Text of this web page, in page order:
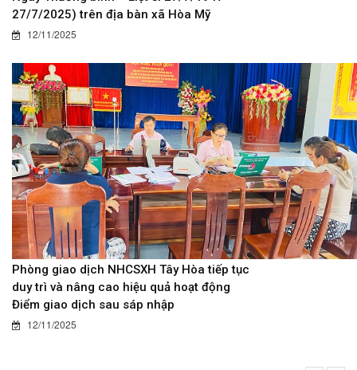
27/7/2025) trên địa bàn xã Hòa Mỹ
12/11/2025
Phòng giao dịch NHCSXH Tây Hòa tiếp tục
duy trì và nâng cao hiệu quả hoạt động
Điểm giao dịch sau sáp nhập
12/11/2025